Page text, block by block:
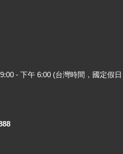
- 下午 6:00 (台灣時間，國定假日